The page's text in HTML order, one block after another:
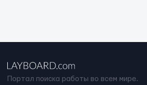
Портал поиска работы во всем мире.